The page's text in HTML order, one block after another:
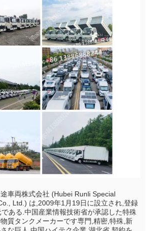
車両株式会社 (Hubei Runli Special
Ltd.) は,2009年1月19日に設立され,登録
ある.中国産業情報技術省が承認した特殊
質タンクメーカーです専門,精密,特殊,新